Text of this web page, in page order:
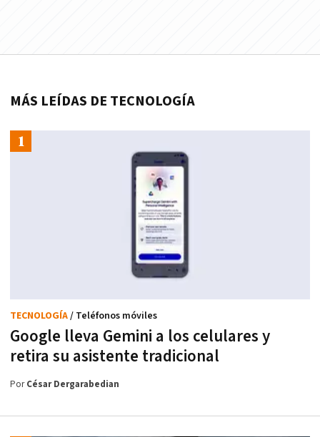
MÁS LEÍDAS DE TECNOLOGÍA
Google lleva Gemini a los celulares y
retira su asistente tradicional
TECNOLOGÍA/ Teléfonos móviles
PorCésar Dergarabedian